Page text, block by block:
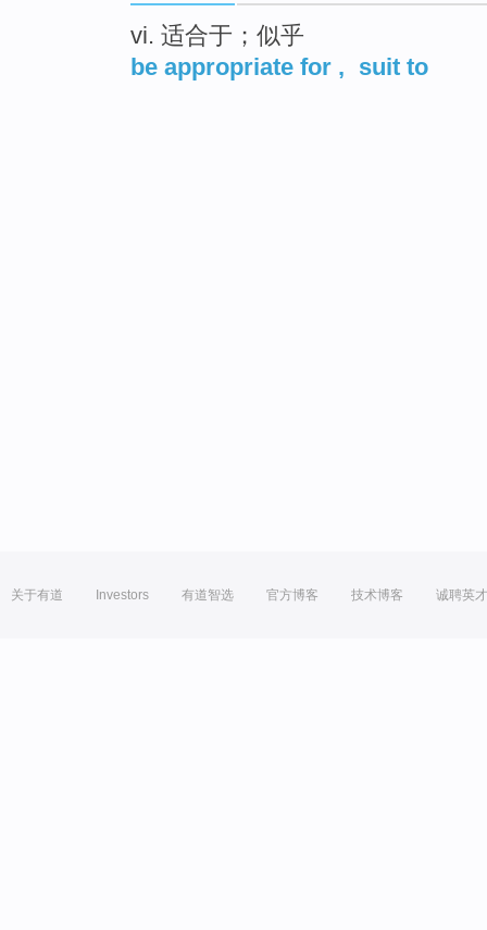
vi. 适合于；似乎
be appropriate for , suit to
关于有道 Investors 有道智选 官方博客 技术博客 诚聘英才